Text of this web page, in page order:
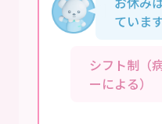
ていま
シフト制（
ーによる）